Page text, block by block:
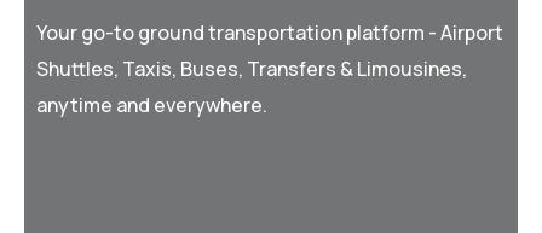
Your go-to ground transportation platform - Airport
Shuttles, Taxis, Buses, Transfers & Limousines,
anytime and everywhere.